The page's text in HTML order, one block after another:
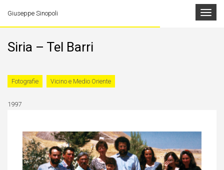
Toggle
Giuseppe Sinopoli
Siria – Tel Barri
Fotografie Vicino e Medio Oriente
1997